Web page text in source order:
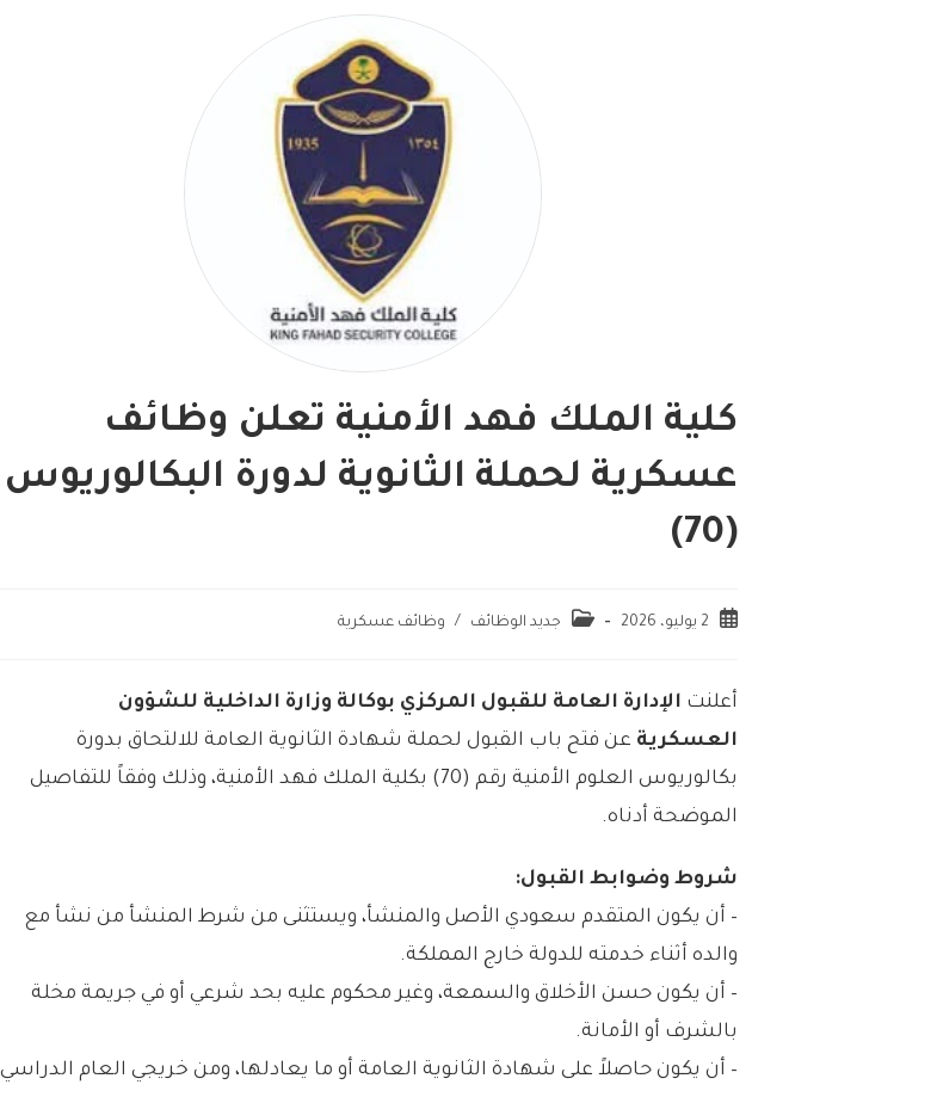
كلية الملك فهد الأمنية تعلن وظائف
عسكرية لحملة الثانوية لدورة البكالوريوس
(70)
2 يوليو، 2026 جديد الوظائف / وظائف عسكرية
أعلنت الإدارة العامة للقبول المركزي بوكالة وزارة الداخلية للشؤون
العسكرية عن فتح باب القبول لحملة شهادة الثانوية العامة للالتحاق بدورة
بكالوريوس العلوم الأمنية رقم (70) بكلية الملك فهد الأمنية، وذلك وفقاً للتفاصيل
الموضحة أدناه.
شروط وضوابط القبول:
– أن يكون المتقدم سعودي الأصل والمنشأ، ويستثنى من شرط المنشأ من نشأ مع
والده أثناء خدمته للدولة خارج المملكة.
– أن يكون حسن الأخلاق والسمعة، وغير محكوم عليه بحد شرعي أو في جريمة مخلة
بالشرف أو الأمانة.
– أن يكون حاصلاً على شهادة الثانوية العامة أو ما يعادلها، ومن خريجي العام الدراسي